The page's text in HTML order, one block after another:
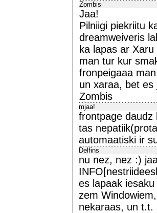
Zombis
Jaa!
Pilniigi piekriitu
dreamweiveris
ka lapas ar
man tur kur
fronpeigaaa
un xaraa, bet es
Zombis
mjaa!
frontpage daudz
tas
automaatiski ir
Delfins
nu nez, nez :)
es lapaak
zem
nekaraas, un t.t.